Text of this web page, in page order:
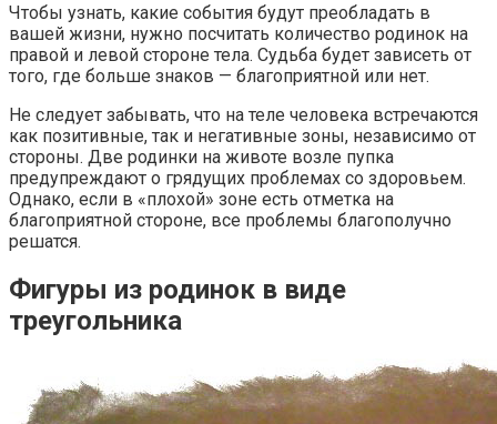
Чтобы узнать, какие события будут преобладать в
вашей жизни, нужно посчитать количество родинок на
правой и левой стороне тела. Судьба будет зависеть от
того, где больше знаков — благоприятной или нет.
Не следует забывать, что на теле человека встречаются
как позитивные, так и негативные зоны, независимо от
стороны. Две родинки на животе возле пупка
предупреждают о грядущих проблемах со здоровьем.
Однако, если в «плохой» зоне есть отметка на
благоприятной стороне, все проблемы благополучно
решатся.
Фигуры из родинок в виде
треугольника